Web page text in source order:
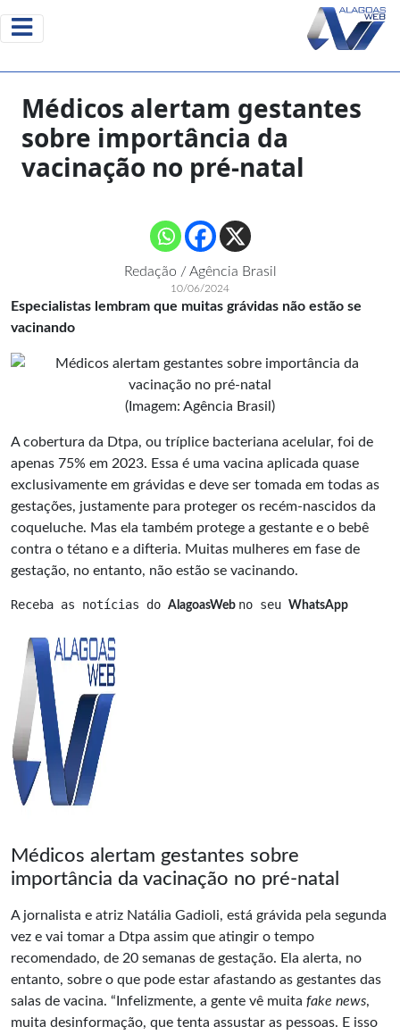
Médicos alertam gestantes
sobre importância da
vacinação no pré-natal
Redação / Agência Brasil
10/06/2024
Especialistas lembram que muitas grávidas não estão se
vacinando
(Imagem: Agência Brasil)
A cobertura da Dtpa, ou tríplice bacteriana acelular, foi de
apenas 75% em 2023. Essa é uma vacina aplicada quase
exclusivamente em grávidas e deve ser tomada em todas as
gestações, justamente para proteger os recém-nascidos da
coqueluche. Mas ela também protege a gestante e o bebê
contra o tétano e a difteria. Muitas mulheres em fase de
gestação, no entanto, não estão se vacinando.
Receba as notícias do AlagoasWeb no seu WhatsApp
Médicos alertam gestantes sobre
importância da vacinação no pré-natal
A jornalista e atriz Natália Gadioli, está grávida pela segunda
vez e vai tomar a Dtpa assim que atingir o tempo
recomendado, de 20 semanas de gestação. Ela alerta, no
entanto, sobre o que pode estar afastando as gestantes das
salas de vacina. “Infelizmente, a gente vê muita fake news,
muita desinformação, que tenta assustar as pessoas. E isso